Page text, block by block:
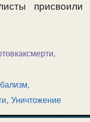
присвоили
,
, Уничтожение